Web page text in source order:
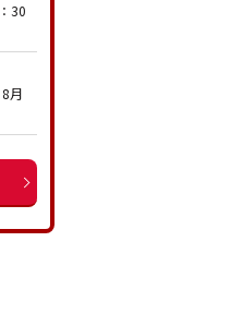
30
月